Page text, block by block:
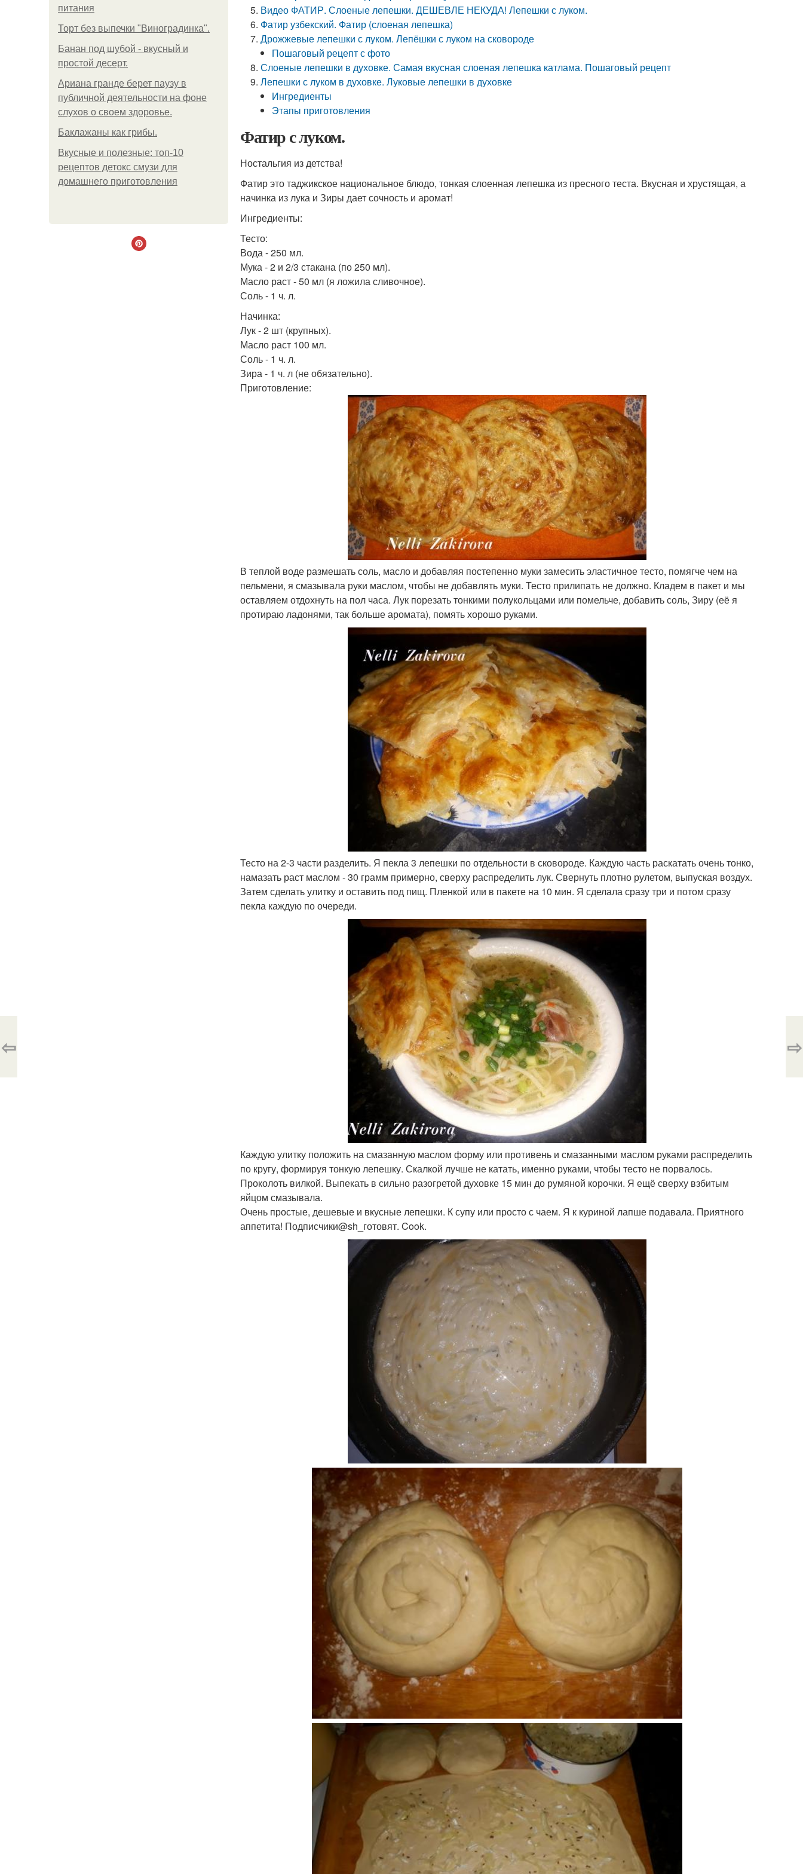
питания
Торт без выпечки "Виноградинка".
Банан под шубой - вкусный и
простой десерт.
Ариана гранде берет паузу в
публичной деятельности на фоне
слухов о своем здоровье.
Баклажаны как грибы.
Вкусные и полезные: топ-10
рецептов детокс смузи для
домашнего приготовления
Видео ФАТИР. Слоеные лепешки. ДЕШЕВЛЕ НЕКУДА! Лепешки с луком.
Фатир узбекский. Фатир (слоеная лепешка)
Дрожжевые лепешки с луком. Лепёшки с луком на сковороде
Пошаговый рецепт с фото
Слоеные лепешки в духовке. Самая вкусная слоеная лепешка катлама. Пошаговый рецепт
Лепешки с луком в духовке. Луковые лепешки в духовке
Ингредиенты
Этапы приготовления
Фатир с луком.
Ностальгия из детства!
Фатир это таджикское национальное блюдо, тонкая слоенная лепешка из пресного теста. Вкусная и хрустящая, а
начинка из лука и Зиры дает сочность и аромат!
Ингредиенты:
Тесто:
Вода - 250 мл.
Мука - 2 и 2/3 стакана (по 250 мл).
Масло раст - 50 мл (я ложила сливочное).
Соль - 1 ч. л.
Начинка:
Лук - 2 шт (крупных).
Масло раст 100 мл.
Соль - 1 ч. л.
Зира - 1 ч. л (не обязательно).
Приготовление:
В теплой воде размешать соль, масло и добавляя постепенно муки замесить эластичное тесто, помягче чем на
пельмени, я смазывала руки маслом, чтобы не добавлять муки. Тесто прилипать не должно. Кладем в пакет и мы
оставляем отдохнуть на пол часа. Лук порезать тонкими полукольцами или помельче, добавить соль, Зиру (её я
протираю ладонями, так больше аромата), помять хорошо руками.
Тесто на 2-3 части разделить. Я пекла 3 лепешки по отдельности в сковороде. Каждую часть раскатать очень тонко,
намазать раст маслом - 30 грамм примерно, сверху распределить лук. Свернуть плотно рулетом, выпуская воздух.
Затем сделать улитку и оставить под пищ. Пленкой или в пакете на 10 мин. Я сделала сразу три и потом сразу
пекла каждую по очереди.
Каждую улитку положить на смазанную маслом форму или противень и смазанными маслом руками распределить
по кругу, формируя тонкую лепешку. Скалкой лучше не катать, именно руками, чтобы тесто не порвалось.
Проколоть вилкой. Выпекать в сильно разогретой духовке 15 мин до румяной корочки. Я ещё сверху взбитым
яйцом смазывала.
Очень простые, дешевые и вкусные лепешки. К супу или просто с чаем. Я к куриной лапше подавала. Приятного
аппетита! Подписчики@sh_готовят. Cook.
⇦ ⇨